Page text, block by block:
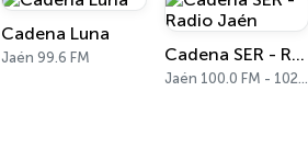
Cadena Luna
Jaén 99.6 FM Cadena SER - Radio Jaén
Jaén 100.0 FM - 1026 AM